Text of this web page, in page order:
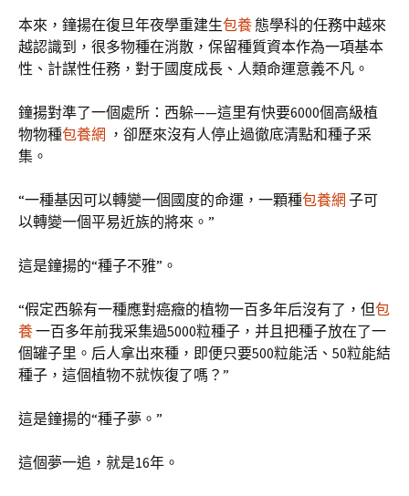
本來，鐘揚在復旦年夜學重建生包養 態學科的任務中越來
越認識到，很多物種在消散，保留種質資本作為一項基本
性、計謀性任務，對于國度成長、人類命運意義不凡。
鐘揚對準了一個處所：西躲——這里有快要6000個高級植
物物種包養網 ，卻歷來沒有人停止過徹底清點和種子采
集。
“一種基因可以轉變一個國度的命運，一顆種包養網 子可
以轉變一個平易近族的將來。”
這是鐘揚的“種子不雅”。
“假定西躲有一種應對癌癥的植物一百多年后沒有了，但包
養一百多年前我采集過5000粒種子，并且把種子放在了一
個罐子里。后人拿出來種，即便只要500粒能活、50粒能結
種子，這個植物不就恢復了嗎？”
這是鐘揚的“種子夢。”
這個夢一追，就是16年。